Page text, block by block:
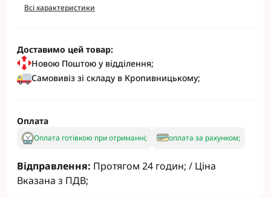
Всі характеристики
Доставимо цей товар:
Новою Поштою у відділення;
Самовивіз зі складу в Кропивницькому;
Оплата
Оплата готівкою при отриманні; оплата за рахунком;
Відправлення: Протягом 24 годин; / Ціна
Вказана з ПДВ;